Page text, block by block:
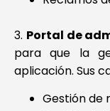
3. Portal de
para que la
aplicación. Sus
Gestión de